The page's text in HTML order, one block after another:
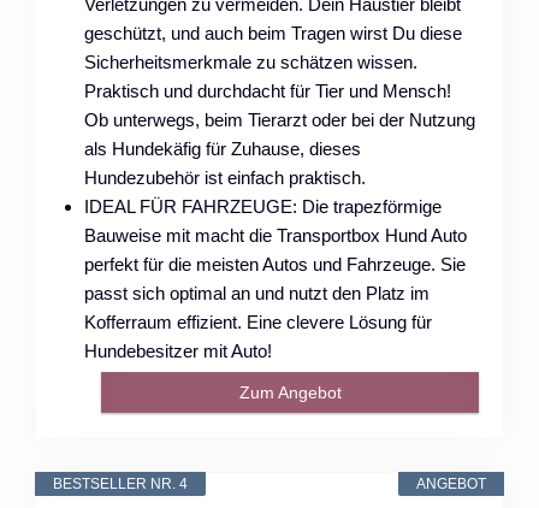
geschützt, und auch beim Tragen wirst Du diese
Sicherheitsmerkmale zu schätzen wissen.
Praktisch und durchdacht für Tier und Mensch!
Ob unterwegs, beim Tierarzt oder bei der Nutzung
als Hundekäfig für Zuhause, dieses
Hundezubehör ist einfach praktisch.
IDEAL FÜR FAHRZEUGE: Die trapezförmige
Bauweise mit macht die Transportbox Hund Auto
perfekt für die meisten Autos und Fahrzeuge. Sie
passt sich optimal an und nutzt den Platz im
Kofferraum effizient. Eine clevere Lösung für
Hundebesitzer mit Auto!
Zum Angebot
ANGEBOT
BESTSELLER NR. 4